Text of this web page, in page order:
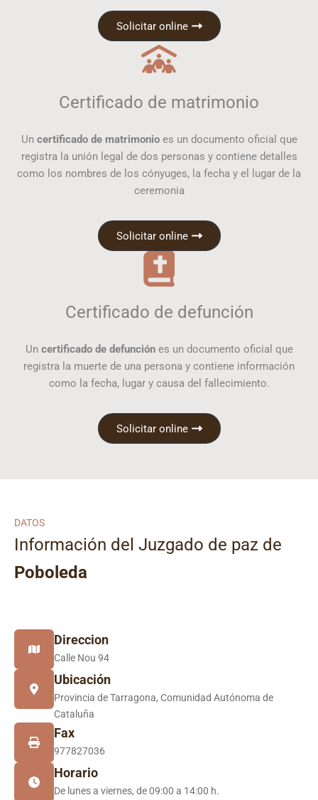
Solicitar online
Certificado de matrimonio
Un certificado de matrimonioes un documento oficial que
registra la unión legal de dos personas y contiene detalles
como los nombres de los cónyuges, la fecha y el lugar de la
ceremonia
Solicitar online
Certificado de defunción
Un certificado de defunciónes un documento oficial que
registra la muerte de una persona y contiene información
como la fecha, lugar y causa del fallecimiento.
Solicitar online
DATOS
Información del Juzgado de paz de
Poboleda
Direccion
Calle Nou 94
Ubicación
Provincia de Tarragona, Comunidad Autónoma de
Cataluña
Fax
977827036
Horario
De lunes a viernes, de 09:00 a 14:00 h.